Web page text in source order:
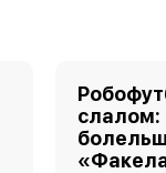
слалом: